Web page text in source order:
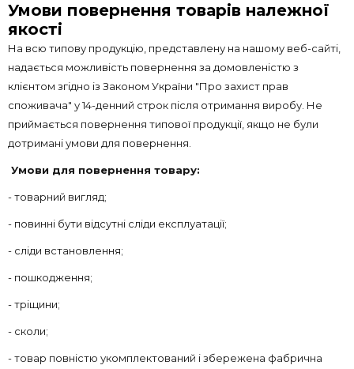
Умови повернення товарів належної
якості
На всю типову продукцію, представлену на нашому веб-сайті,
надається можливість повернення за домовленістю з
клієнтом згідно із Законом України "Про захист прав
споживача" у 14-денний строк після отримання виробу. Не
приймається повернення типової продукції, якщо не були
дотримані умови для повернення.
Умови для повернення товару:
- товарний вигляд;
- повинні бути відсутні сліди експлуатації;
- сліди встановлення;
- пошкодження;
- тріщини;
- сколи;
- товар повністю укомплектований і збережена фабрична